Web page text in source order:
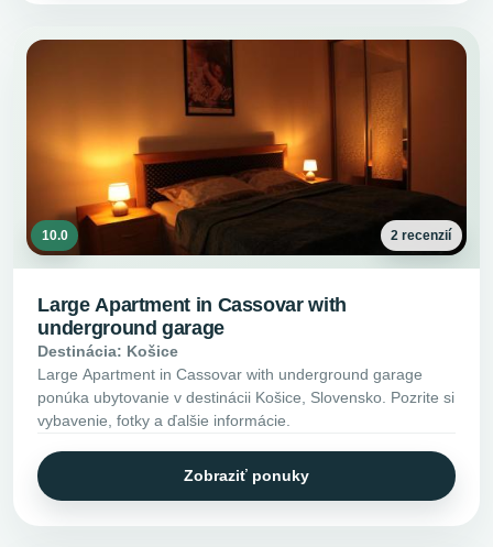
10.0 2 recenzií
Large Apartment in Cassovar with
underground garage
Destinácia: Košice
Large Apartment in Cassovar with underground garage
ponúka ubytovanie v destinácii Košice, Slovensko. Pozrite si
vybavenie, fotky a ďalšie informácie.
Zobraziť ponuky